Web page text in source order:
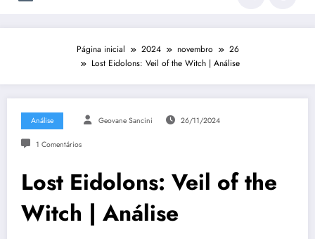
Página inicial 2024 novembro
26
Lost Eidolons: Veil of the Witch | Análise
Análise Geovane Sancini 26/11/2024
1 Comentários
Lost Eidolons: Veil of the
Witch | Análise